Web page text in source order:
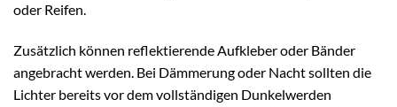
oder Reifen.
Zusätzlich können reflektierende Aufkleber oder Bänder
angebracht werden. Bei Dämmerung oder Nacht sollten die
Lichter bereits vor dem vollständigen Dunkelwerden